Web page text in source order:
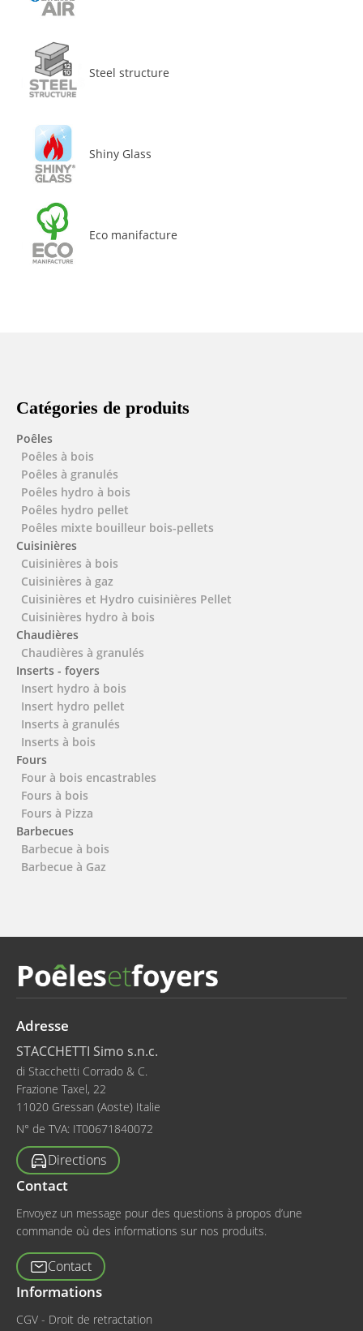
Steel structure
Shiny Glass
Eco manifacture
Catégories de produits
Poêles
Poêles à bois
Poêles à granulés
Poêles hydro à bois
Poêles hydro pellet
Poêles mixte bouilleur bois-pellets
Cuisinières
Cuisinières à bois
Cuisinières à gaz
Cuisinières et Hydro cuisinières Pellet
Cuisinières hydro à bois
Chaudières
Chaudières à granulés
Inserts - foyers
Insert hydro à bois
Insert hydro pellet
Inserts à granulés
Inserts à bois
Fours
Four à bois encastrables
Fours à bois
Fours à Pizza
Barbecues
Barbecue à bois
Barbecue à Gaz
Adresse
STACCHETTI Simo s.n.c.
di Stacchetti Corrado & C.
Frazione Taxel, 22
11020 Gressan (Aoste) Italie
N° de TVA: IT00671840072
Directions
Contact
Envoyez un message pour des questions à propos d’une
commande où des informations sur nos produits.
Contact
Informations
CGV - Droit de retractation